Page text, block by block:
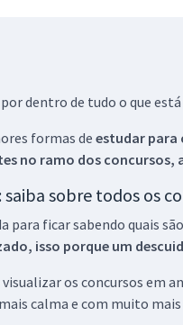
dentro de tudo o que
formas deestudar para
no ramo dos concursos,
sobre todos os
para ficar sabendo quais
isso porque um
os concursos em
calma e com muito mais